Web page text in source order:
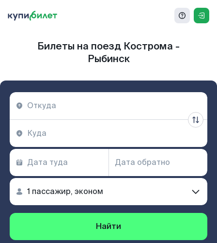
Билеты на поезд Кострома -
Рыбинск
Найти